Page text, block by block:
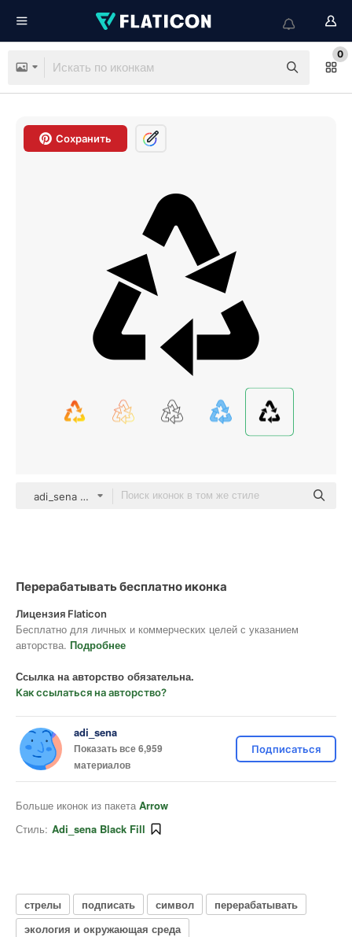
0
Сохранить
adi_sena black fill
Перерабатывать бесплатно иконка
Лицензия Flaticon
Бесплатно для личных и коммерческих целей с указанием
авторства. Подробнее
Ссылка на авторство обязательна.
Как ссылаться на авторство?
adi_sena
Показать все 6,959
материалов
Подписаться
Больше иконок из пакета Arrow
Стиль: Adi_sena Black Fill
стрелы подписать символ
перерабатывать
экология и окружающая среда